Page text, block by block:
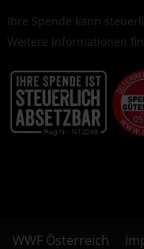
Ihre Spende kann
Weitere Informationen
WWF Österreich